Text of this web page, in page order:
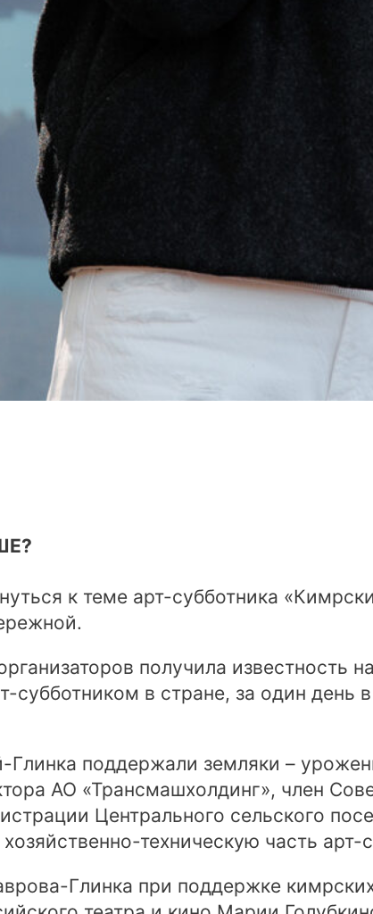
к теме арт-субботника
получила известность
в стране, за один день
поддержали земляки –
АО «Трансмашхолдинг», член
Центрального сельского
техническую часть арт-
Глинка при поддержке